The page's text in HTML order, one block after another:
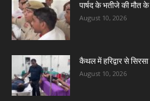
पार्षद के भतीजे की मौत
August 10, 2026
कैथल में हरिद्वार से
August 10, 2026